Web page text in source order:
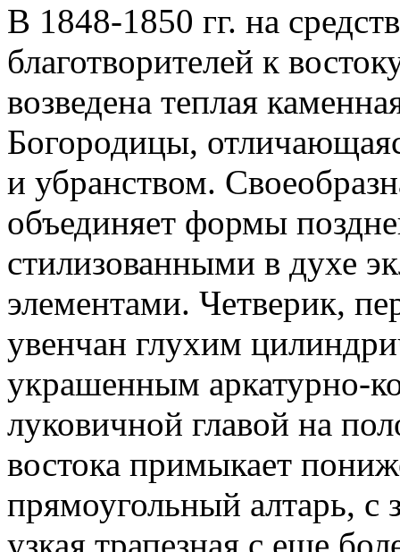
В 1848-1850 гг. на
благотворителей к
возведена теплая
Богородицы,
и убранством.
объединяет формы
стилизованными в духе
элементами. Четверик,
увенчан глухим
украшенным аркатурно-
луковичной главой на
востока примыкает
прямоугольный алтарь, с
узкая трапезная с еще